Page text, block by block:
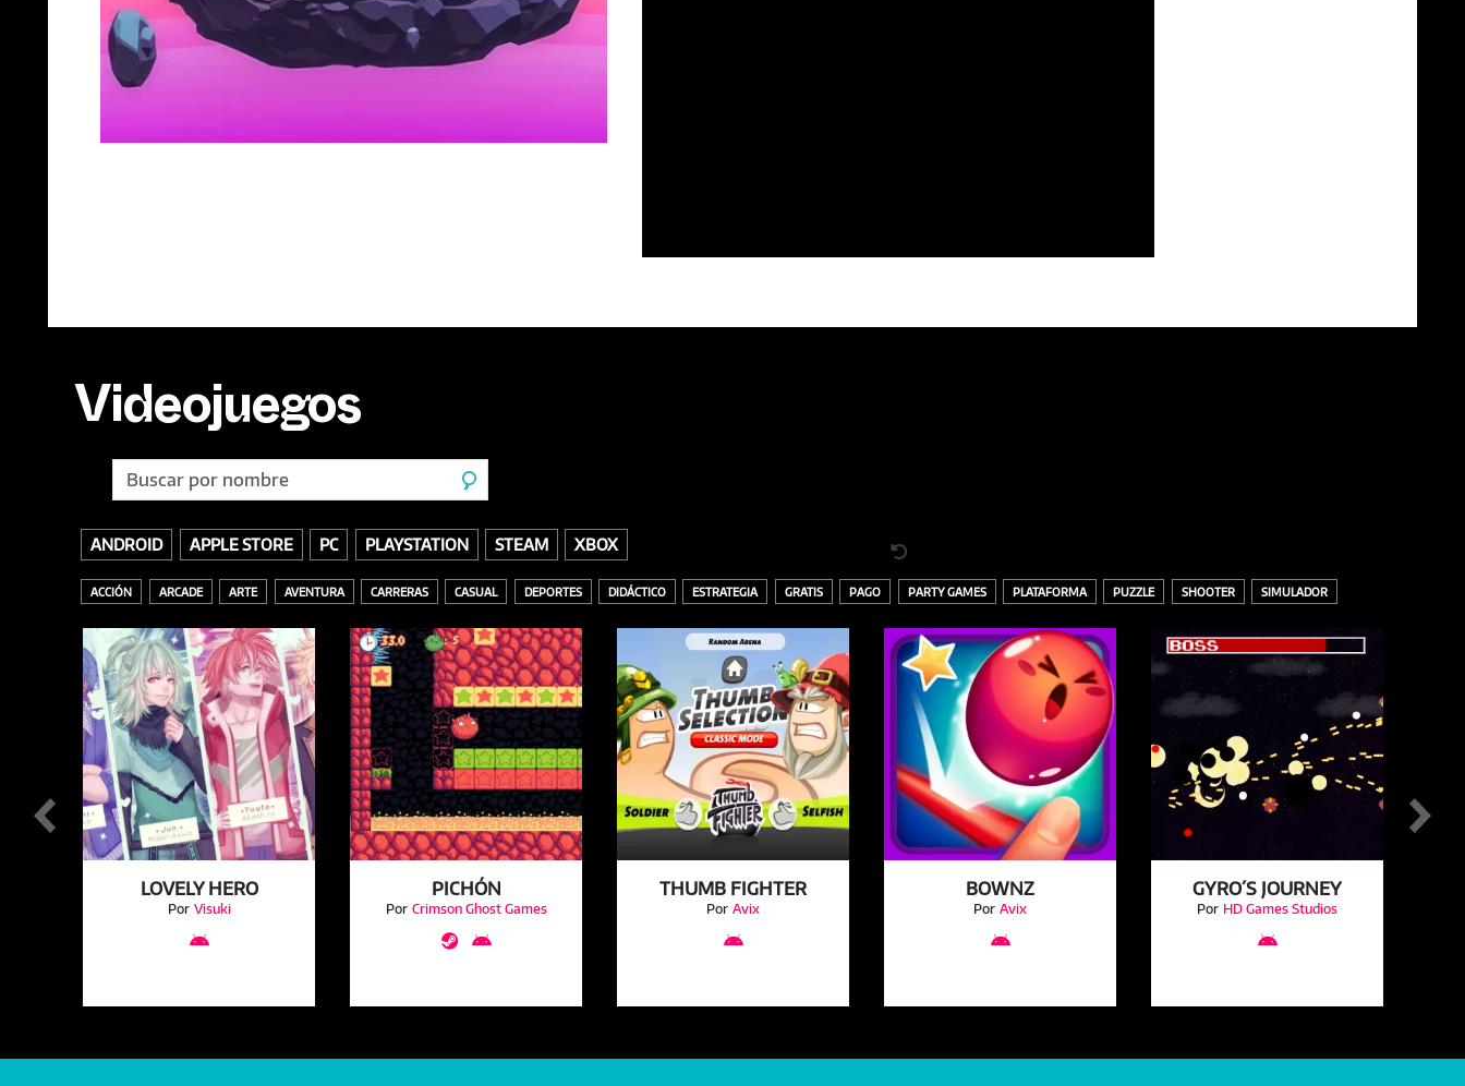
Videojuegos
ANDROID APPLE STORE PC PLAYSTATION STEAM XBOX
ACCIÓN ARCADE ARTE AVENTURA CARRERAS CASUAL DEPORTES DIDÁCTICO ESTRATEGIA GRATIS PAGO PARTY GAMES PLATAFORMA PUZZLE SHOOTER SIMULADOR
LOVELY HERO
Por Visuki

PICHÓN
Por Crimson Ghost Games
 
THUMB FIGHTER
Por Avix

BOWNZ
Por Avix

GYRO´S JOURNEY
Por HD Games Studios
